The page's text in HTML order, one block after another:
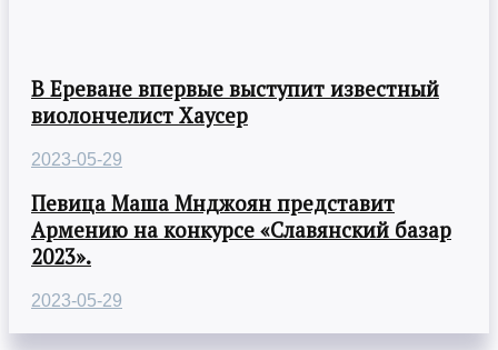
В Ереване впервые выступит известный
виолончелист Хаусер
2023-05-29
Певица Маша Мнджоян представит
Армению на конкурсе «Славянский базар
2023».
2023-05-29